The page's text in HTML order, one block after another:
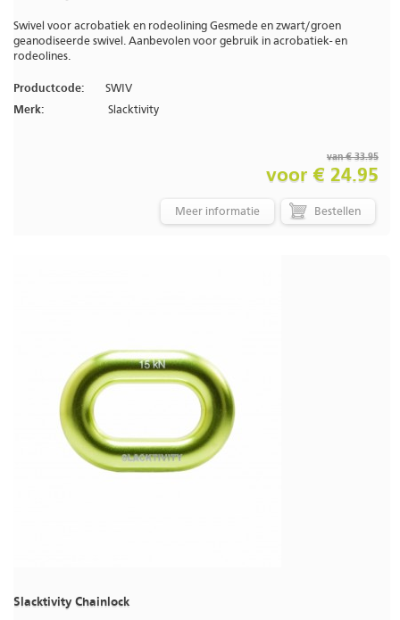
Swivel voor acrobatiek en rodeolining Gesmede en zwart/groen
geanodiseerde swivel. Aanbevolen voor gebruik in acrobatiek- en
rodeolines.
Productcode:
SWIV
Merk:
Slacktivity
van € 33.95
voor € 24.95
Meer informatie
Slacktivity Chainlock